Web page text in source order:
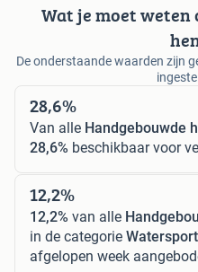
Wat je moet
De onderstaande waarden zijn
28,6%
Van alle Handgebouwde
28,6% beschikbaar voor
12,2%
12,2% van alle
in de categorie
afgelopen week